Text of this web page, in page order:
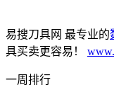
易搜刀具网 最专业的
具买卖更容易！
一周排行